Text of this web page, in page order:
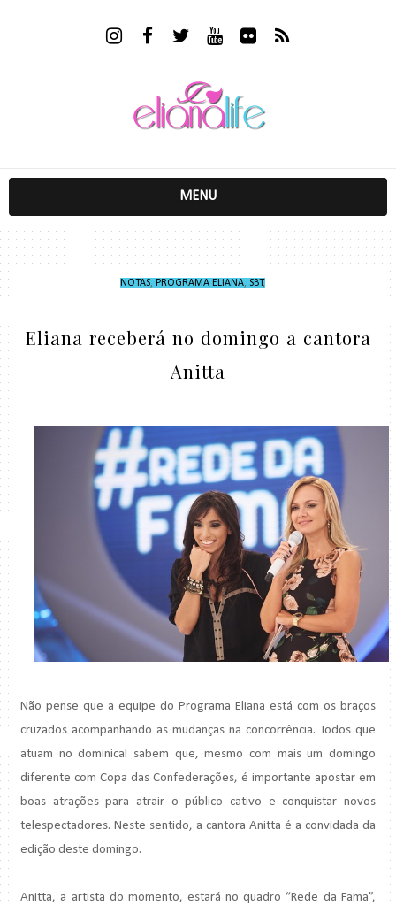
MENU
NOTAS, PROGRAMA ELIANA, SBT,
Eliana receberá no domingo a cantora
Anitta
Não pense que a equipe do Programa Eliana está com os braços
cruzados acompanhando as mudanças na concorrência. Todos que
atuam no dominical sabem que, mesmo com mais um domingo
diferente com Copa das Confederações, é importante apostar em
boas atrações para atrair o público cativo e conquistar novos
telespectadores. Neste sentido, a cantora Anitta é a convidada da
edição deste domingo.
Anitta, a artista do momento, estará no quadro “Rede da Fama”,